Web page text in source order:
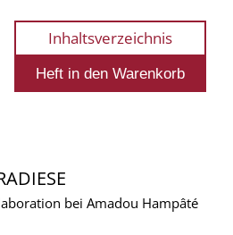
Inhaltsverzeichnis
bei Amadou Hampâté